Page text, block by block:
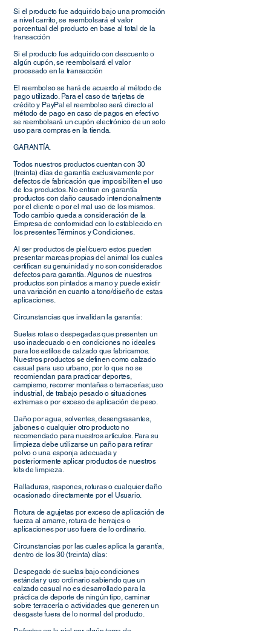
Si el producto fue adquirido bajo una promoción
a nivel carrito, se reembolsará el valor
porcentual del producto en base al total de la
transacción
Si el producto fue adquirido con descuento o
algún cupón, se reembolsará el valor
procesado en la transacción
El reembolso se hará de acuerdo al método de
pago utilizado. Para el caso de tarjetas de
crédito y PayPal el reembolso será directo al
método de pago en caso de pagos en efectivo
se reembolsará un cupón electrónico de un solo
uso para compras en la tienda.
GARANTÍA.
Todos nuestros productos cuentan con 30
(treinta) días de garantía exclusivamente por
defectos de fabricación que imposibiliten el uso
de los productos. No entran en garantía
productos con daño causado intencionalmente
por el cliente o por el mal uso de los mismos.
Todo cambio queda a consideración de la
Empresa de conformidad con lo establecido en
los presentes Términos y Condiciones.
Al ser productos de piel/cuero estos pueden
presentar marcas propias del animal los cuales
certifican su genuinidad y no son considerados
defectos para garantía. Algunos de nuestros
productos son pintados a mano y puede existir
una variación en cuanto a tono/diseño de estas
aplicaciones.
Circunstancias que invalidan la garantía:
Suelas rotas o despegadas que presenten un
uso inadecuado o en condiciones no ideales
para los estilos de calzado que fabricamos.
Nuestros productos se definen como calzado
casual para uso urbano, por lo que no se
recomiendan para practicar deportes,
campismo, recorrer montañas o terracerías; uso
industrial, de trabajo pesado o situaciones
extremas o por exceso de aplicación de peso.
Daño por agua, solventes, desengrasantes,
jabones o cualquier otro producto no
recomendado para nuestros artículos. Para su
limpieza debe utilizarse un paño para retirar
polvo o una esponja adecuada y
posteriormente aplicar productos de nuestros
kits de limpieza.
Ralladuras, raspones, roturas o cualquier daño
ocasionado directamente por el Usuario.
Rotura de agujetas por exceso de aplicación de
fuerza al amarre, rotura de herrajes o
aplicaciones por uso fuera de lo ordinario.
Circunstancias por las cuales aplica la garantía,
dentro de los 30 (treinta) días:
Despegado de suelas bajo condiciones
estándar y uso ordinario sabiendo que un
calzado casual no es desarrollado para la
práctica de deporte de ningún tipo, caminar
sobre terracería o actividades que generen un
desgaste fuera de lo normal del producto.